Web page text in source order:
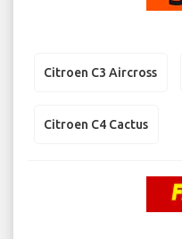
Citroen C3 Aircross
Citroen C4 Cactus